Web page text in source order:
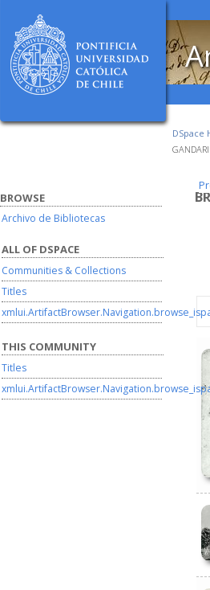
DSpace
BROWSE
Archivo de Bibliotecas
ALL OF DSPACE
Communities & Collections
Titles
THIS COMMUNITY
Titles